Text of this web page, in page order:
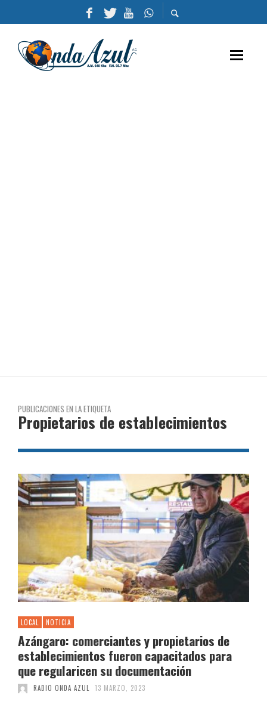
PUBLICACIONES EN LA ETIQUETA
Propietarios de establecimientos
LOCAL NOTICIA
Azángaro: comerciantes y propietarios de
establecimientos fueron capacitados para
que regularicen su documentación
RADIO ONDA AZUL 13 MARZO, 2023